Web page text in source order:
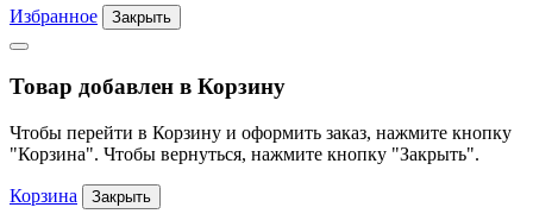
Избранное Закрыть
Товар добавлен в Корзину
Чтобы перейти в Корзину и оформить заказ, нажмите кнопку
"Корзина". Чтобы вернуться, нажмите кнопку "Закрыть".
Корзина Закрыть